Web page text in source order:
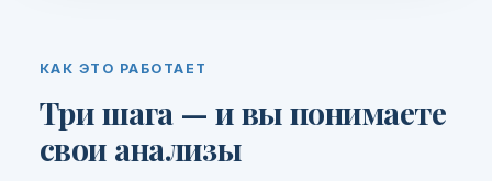
КАК ЭТО РАБОТАЕТ
Три шага — и вы понимаете
свои анализы